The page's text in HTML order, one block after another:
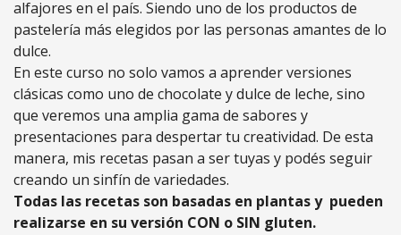
alfajores en el país. Siendo uno de los productos de
pastelería más elegidos por las personas amantes de lo
dulce.
En este curso no solo vamos a aprender versiones
clásicas como uno de chocolate y dulce de leche, sino
que veremos una amplia gama de sabores y
presentaciones para despertar tu creatividad. De esta
manera, mis recetas pasan a ser tuyas y podés seguir
creando un sinfín de variedades.
Todas las recetas son basadas en plantas y pueden
realizarse en su versión CON o SIN gluten.